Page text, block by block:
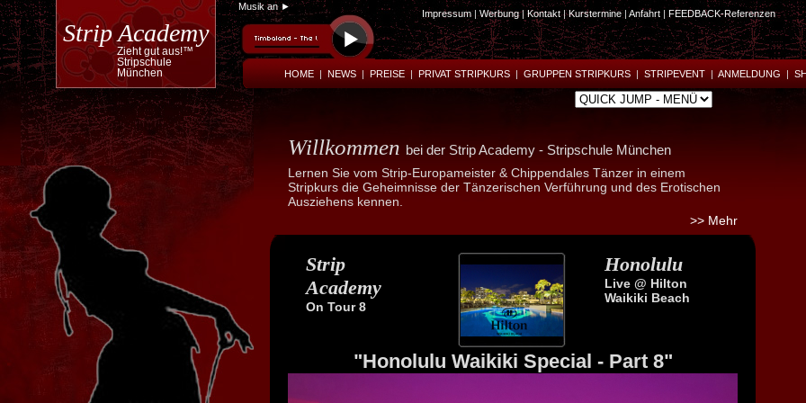
Strip Academy
Zieht gut aus!™
Stripschule
München
Powered by Translate
Impressum| Werbung| Kontakt|Kurstermine|Anfahrt | FEEDBACK-Referenzen
HOME | NEWS | PREISE | PRIVAT STRIPKURS | GRUPPEN STRIPKURS | STRIPEVENT | ANMELDUNG |
Musik an ►
Willkommen bei der Strip Academy - Stripschule München
Lernen Sie vom Strip-Europameister & Chippendales Tänzer in einem
Stripkurs die Geheimnisse der Tänzerischen Verführung und des Erotischen
Ausziehens kennen.
>> Mehr
Strip
Academy
On Tour 8
Honolulu
Live @ Hilton
Waikiki Beach
"Honolulu Waikiki Special - Part 8"